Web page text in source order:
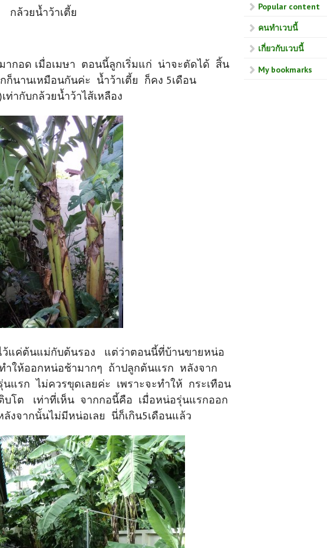
กล้วยน้ำว้าเตี้ย
ากอด เมื่อเมษา ตอนนี้ลูกเริ่มแก่ น่าจะตัดได้ สิ้น
ก็นานเหมือนกันค่ะ น้ำว้าเตี้ย ก็คง 5เดือน
ท่ากับกล้วยน้ำว้าไส้เหลือง
ว้แค่ต้นแม่กับต้นรอง แต่ว่าตอนนี้ที่บ้านขายหน่อ
ำให้ออกหน่อช้ามากๆ ถ้าปลูกต้นแรก หลังจาก
รก ไม่ควรขุดเลยค่ะ เพราะจะทำให้ กระเทือน
บโต เท่าที่เห็น จากกอนี้คือ เมื่อหน่อรุ่นแรกออก
งจากนั้นไม่มีหน่อเลย นี่ก็เกิน5เดือนแล้ว
Popular content
คนทำเวบนี้
เกี่ยวกับเวบนี้
My bookmarks